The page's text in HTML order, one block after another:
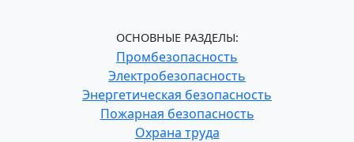
ОСНОВНЫЕ РАЗДЕЛЫ:
Промбезопасность
Электробезопасность
Энергетическая безопасность
Пожарная безопасность
Охрана труда